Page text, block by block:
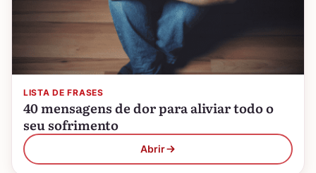
LISTA DE FRASES
40 mensagens de dor para aliviar todo o
seu sofrimento
Abrir